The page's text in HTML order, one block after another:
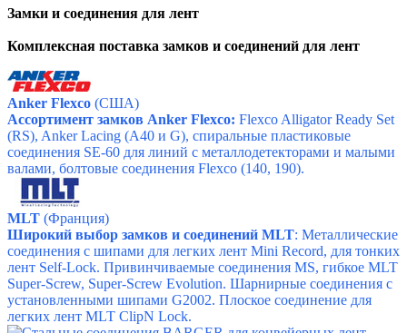
Замки и соединения для лент
Комплексная поставка замков и соединений для лент
Anker Flexco (США)
Ассортимент замков Anker Flexco: Flexco Alligator Ready Set
(RS), Anker Lacing (A40 и G), спиральные пластиковые
соединения SE-60 для линий с металлодетекторами и малыми
валами, болтовые соединения Flexco (140, 190).
MLT (Франция)
Широкий выбор замков и соединений MLT: Металлические
соединения с шипами для легких лент Mini Record, для тонких
лент Self-Lock. Привинчиваемые соединения MS, гибкое MLT
Super-Screw, Super-Screw Evolution. Шарнирные соединения с
установленными шипами G2002. Плоское соединение для
легких лент MLT ClipN Lock.